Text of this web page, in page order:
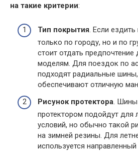
на такие критерии:
Тип покрытия. Если ездить
только по городу, но и по
стоит отдать
моделям. Для поездок по
подходят радиальные
обеспечивают отличную
Рисунок протектора. Шины
протектором подойдут
условий, но обычно такой
на зимней резины. Для
используется